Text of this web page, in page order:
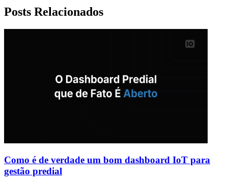
Posts Relacionados
Como é de verdade um bom dashboard IoT para
gestão predial